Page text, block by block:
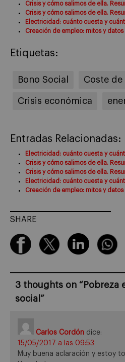
Crisis y cómo salimos de ella.
Crisis y cómo salimos de ella.
Electricidad: cuánto cuesta y
Creación de empleo: mitos y datos
Etiquetas:
Bono Social Coste
Crisis económica
Entradas Relacionadas:
Electricidad: cuánto cuesta y
Crisis y cómo salimos de ella.
Crisis y cómo salimos de ella.
Electricidad: cuánto cuesta y
Creación de empleo: mitos y datos
SHARE
3 thoughts on “ Pobreza
social ”
Carlos Cordón dice:
15/05/2017 a las 09:53
Muy buena aclaración y estoy